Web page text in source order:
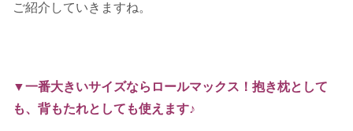
ご紹介していきますね。
▼一番大きいサイズならロールマックス！抱き枕として
も、背もたれとしても使えます♪